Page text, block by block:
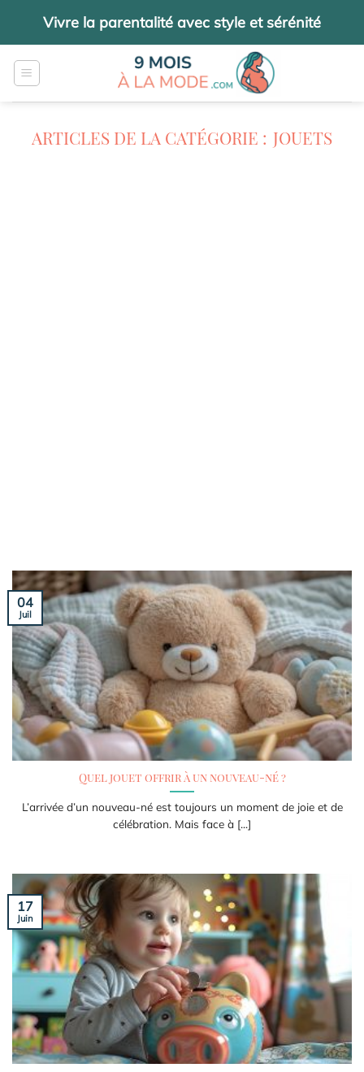
contenu
Vivre la parentalité avec style et sérénité
JOUETS
Quel jouet offrir à un nouveau-né ?
L’arrivée d’un nouveau-né est toujours un moment de joie et de
célébration. Mais face à [...]
04
Juil
17
Juin